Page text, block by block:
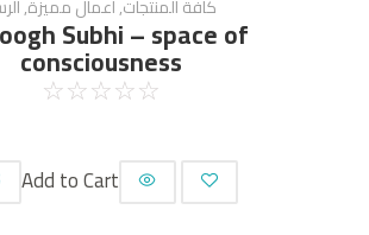
كافة المنتجات,أعمال مميزة,
Subhi – space of
consciousness
☆
☆
☆
☆
☆
Add to Cart